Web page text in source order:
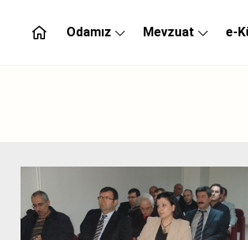
Odamız Mevzuat e-